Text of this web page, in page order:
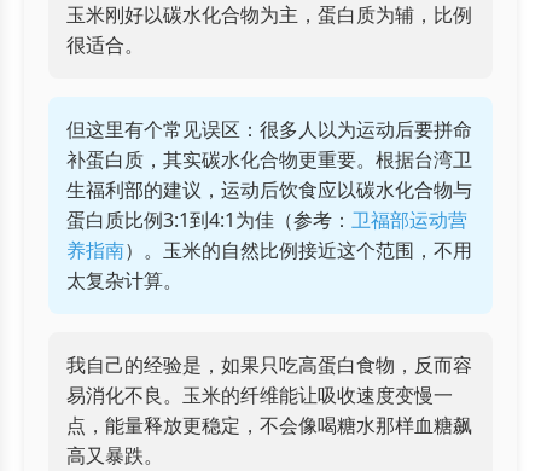
玉米刚好以碳水化合物为主，蛋白质为辅，比例
很适合。
但这里有个常见误区：很多人以为运动后要拼命
补蛋白质，其实碳水化合物更重要。根据台湾卫
生福利部的建议，运动后饮食应以碳水化合物与
蛋白质比例3:1到4:1为佳（参考： 卫福部运动营
养指南）。玉米的自然比例接近这个范围，不用
太复杂计算。
我自己的经验是，如果只吃高蛋白食物，反而容
易消化不良。玉米的纤维能让吸收速度变慢一
点，能量释放更稳定，不会像喝糖水那样血糖飙
高又暴跌。